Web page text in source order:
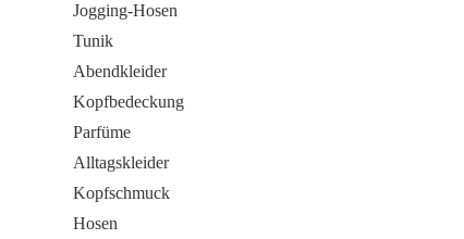
Jogging-Hosen
Tunik
Abendkleider
Kopfbedeckung
Parfüme
Alltagskleider
Kopfschmuck
Hosen